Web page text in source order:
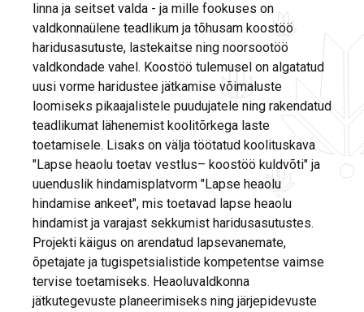
linna ja seitset valda - ja mille fookuses on
valdkonnaülene teadlikum ja tõhusam koostöö
haridusasutuste, lastekaitse ning noorsootöö
valdkondade vahel. Koostöö tulemusel on algatatud
uusi vorme haridustee jätkamise võimaluste
loomiseks pikaajalistele puudujatele ning rakendatud
teadlikumat lähenemist koolitõrkega laste
toetamisele. Lisaks on välja töötatud koolituskava
"Lapse heaolu toetav vestlus– koostöö kuldvõti" ja
uuenduslik hindamisplatvorm "Lapse heaolu
hindamise ankeet", mis toetavad lapse heaolu
hindamist ja varajast sekkumist haridusasutustes.
Projekti käigus on arendatud lapsevanemate,
õpetajate ja tugispetsialistide kompetentse vaimse
tervise toetamiseks. Heaoluvaldkonna
jätkutegevuste planeerimiseks ning järjepidevuste